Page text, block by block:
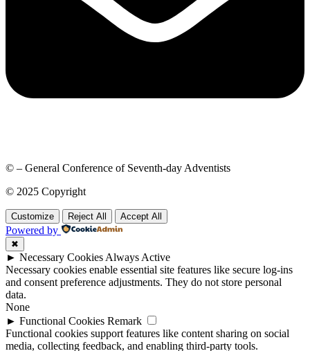
© – General Conference of Seventh-day Adventists
© 2025 Copyright
Customize Reject All Accept All
Powered by
✖
► Necessary Cookies Always Active
Necessary cookies enable essential site features like secure log-ins
and consent preference adjustments. They do not store personal
data.
None
► Functional Cookies Remark
Functional cookies support features like content sharing on social
media, collecting feedback, and enabling third-party tools.